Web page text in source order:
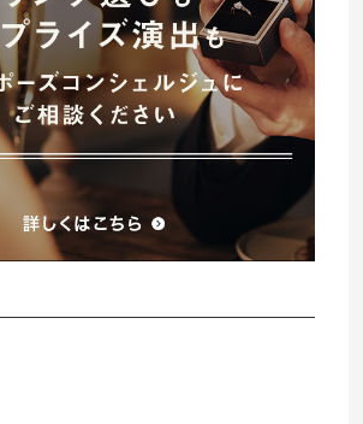
公式オンラインショップ
Follow us on